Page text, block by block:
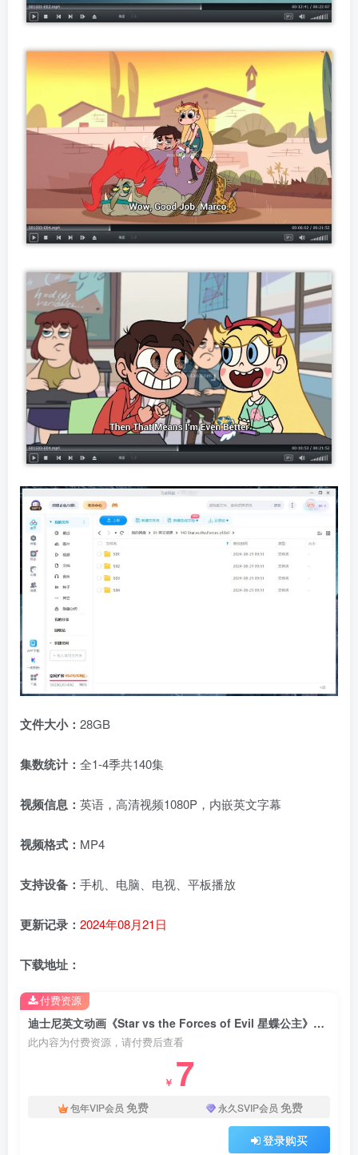
文件大小： 28GB
集数统计： 全1-4季共140集
视频信息： 英语，高清视频1080P，内嵌英文字幕
视频格式： MP4
支持设备： 手机、电脑、电视、平板播放
更新记录： 2024年08月21日
下载地址：
迪士尼英文动画《Star vs the Forces of Evil 星蝶公主》全1-4季共140集，1080P高清视频带英文字幕，百度网盘下载！
此内容为付费资源，请付费后查看
￥ 7
包年VIP会员 免费 永久SVIP会员 免费
登录购买
付费资源